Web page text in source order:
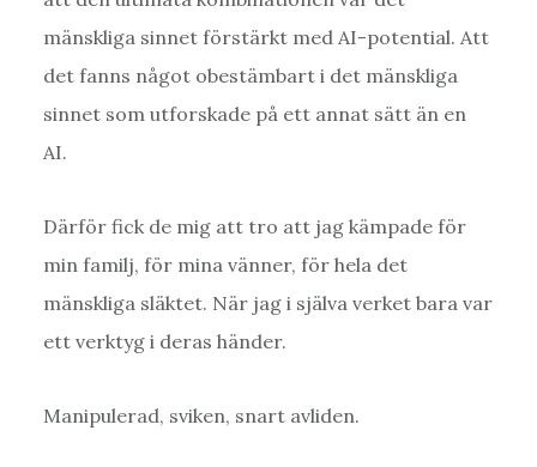
mänskliga sinnet förstärkt med AI-potential. Att
det fanns något obestämbart i det mänskliga
sinnet som utforskade på ett annat sätt än en
AI.
Därför fick de mig att tro att jag kämpade för
min familj, för mina vänner, för hela det
mänskliga släktet. När jag i själva verket bara var
ett verktyg i deras händer.
Manipulerad, sviken, snart avliden.